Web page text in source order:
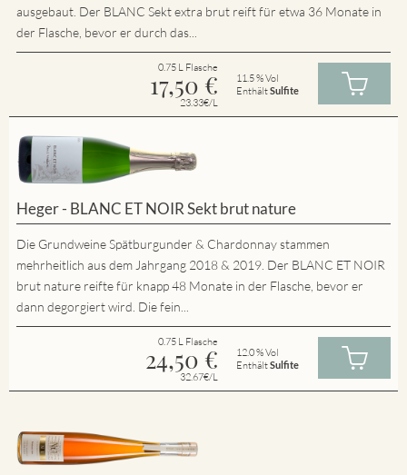
ausgebaut. Der BLANC Sekt extra brut reift für etwa 36 Monate in
der Flasche, bevor er durch das...
0.75 L Flasche
17,50 €
23.33€/L
11.5 % Vol
EnthältSulfite
Heger - BLANC ET NOIR Sekt brut nature
Die Grundweine Spätburgunder & Chardonnay stammen
mehrheitlich aus dem Jahrgang 2018 & 2019. Der BLANC ET NOIR
brut nature reifte für knapp 48 Monate in der Flasche, bevor er
dann degorgiert wird. Die fein...
0.75 L Flasche
24,50 €
32.67€/L
12.0 % Vol
EnthältSulfite